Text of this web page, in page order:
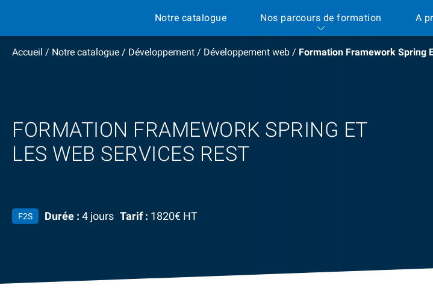
Notre catalogue Nos parcours de formation A
Accueil / Notre catalogue / Développement / Développement web / Formation Framework Spring
FORMATION FRAMEWORK SPRING ET
LES WEB SERVICES REST
F2S Durée : 4 jours Tarif : 1820€ HT